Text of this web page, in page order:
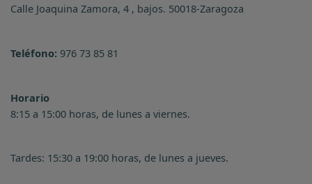
Calle Joaquina Zamora, 4 , bajos. 50018-Zaragoza
Teléfono: 976 73 85 81
Horario
8:15 a 15:00 horas, de lunes a viernes.
Tardes: 15:30 a 19:00 horas, de lunes a jueves.